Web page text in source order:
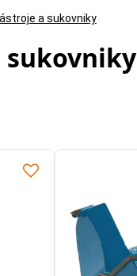
a sukovniky
sukovniky